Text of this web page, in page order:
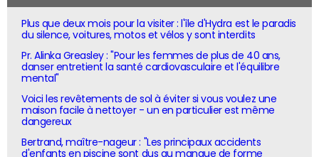
Plus que deux mois pour la visiter : l'île d'Hydra est le paradis
du silence, voitures, motos et vélos y sont interdits
Pr. Alinka Greasley : "Pour les femmes de plus de 40 ans,
danser entretient la santé cardiovasculaire et l'équilibre
mental"
Voici les revêtements de sol à éviter si vous voulez une
maison facile à nettoyer - un en particulier est même
dangereux
Bertrand, maître-nageur : "Les principaux accidents
d'enfants en piscine sont dus au manque de forme